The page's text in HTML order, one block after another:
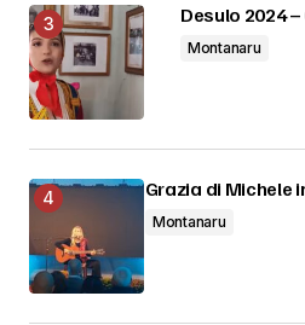
Desulo 2024
Montanaru
Grazia di Michele
Montanaru